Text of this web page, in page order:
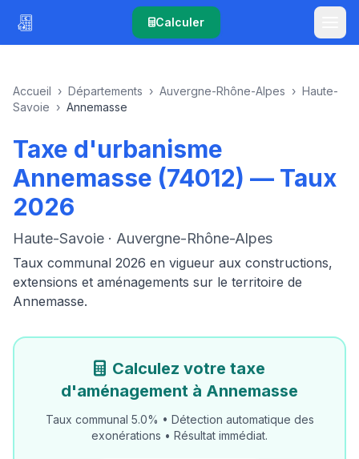
Calculer
Accueil › Départements › Auvergne-Rhône-Alpes › Haute-
Savoie › Annemasse
Taxe d'urbanisme
Annemasse (74012) — Taux
2026
Haute-Savoie · Auvergne-Rhône-Alpes
Taux communal 2026 en vigueur aux constructions,
extensions et aménagements sur le territoire de
Annemasse.
Calculez votre taxe
d'aménagement à Annemasse
Taux communal 5.0% • Détection automatique des
exonérations • Résultat immédiat.